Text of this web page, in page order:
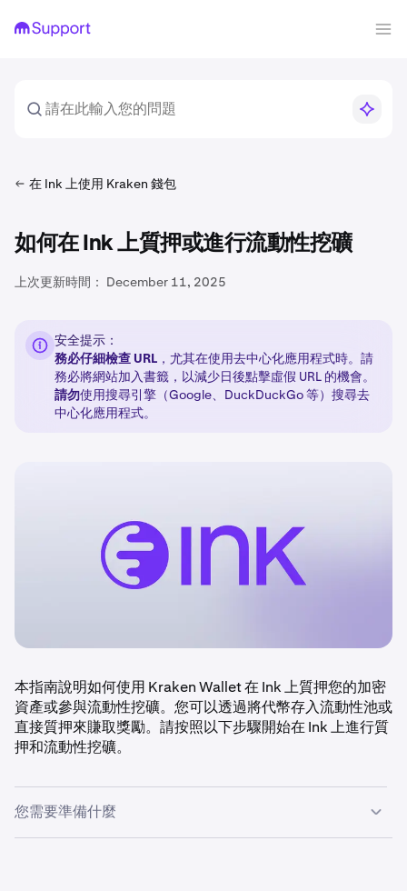
在 Ink 上使用 Kraken 錢包
如何在 Ink 上質押或進行流動性挖礦
上次更新時間： December 11, 2025
安全提示：
務必仔細檢查 URL ，尤其在使用去中心化應用程式時。請
務必將網站加入書籤，以減少日後點擊虛假 URL 的機會。
請勿使用搜尋引擎（Google、DuckDuckGo 等）搜尋去
中心化應用程式。
本指南說明如何使用 Kraken Wallet 在 Ink 上質押您的加密
資產或參與流動性挖礦。您可以透過將代幣存入流動性池或
直接質押來賺取獎勵。請按照以下步驟開始在 Ink 上進行質
押和流動性挖礦。
您需要準備什麼